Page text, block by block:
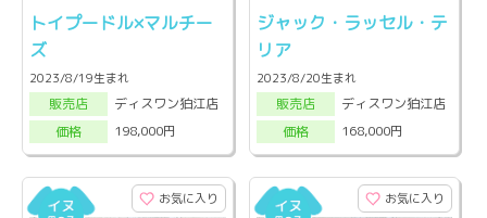
トイプードル×マルチー
ズ
2023/8/19生まれ
販売店
ディスワン狛江店
価格
198,000円
ジャック・ラッセル・テ
リア
2023/8/20生まれ
販売店
ディスワン狛江店
価格
168,000円
お気に入り お気に入り